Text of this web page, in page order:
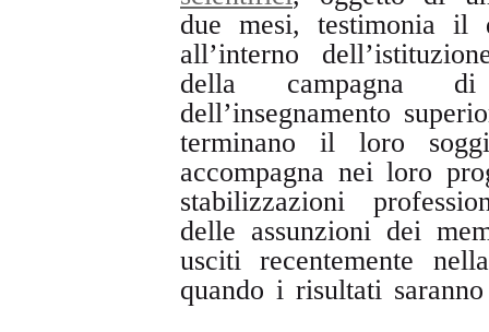
due mesi, testimonia il
all’interno
della campagna
dell’insegnamento
terminano il loro
accompagna nei loro
stabilizzazioni
delle assunzioni dei
usciti recentemente
quando i risultati